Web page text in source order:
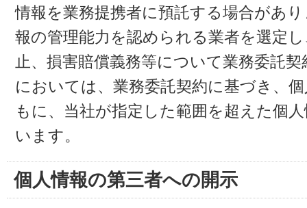
情報を業務提携者に預託する場合があ
報の管理能力を認められる業者を選定
止、損害賠償義務等について業務委託
においては、業務委託契約に基づき、
もに、当社が指定した範囲を超えた個
います。
個人情報の第三者への開示